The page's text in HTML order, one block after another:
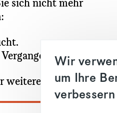
Wir
um Ihre
verbessern
sich nicht mehr
weitere Informationen.